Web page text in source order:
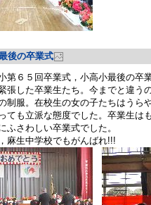
後の卒業式
第６５回卒業式，小高小最後の卒
張した卒業生たち。今までと違う
制服。在校生の女の子たちはうら
ても立派な態度でした。卒業生は
ふさわしい卒業式でした。
麻生中学校でもがんばれ!!!